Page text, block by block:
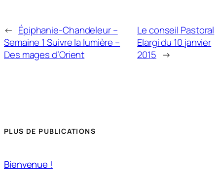
← Épiphanie-Chandeleur –
Semaine 1 Suivre la lumière –
Des mages d’Orient
Le conseil Pastoral
Elargi du 10 janvier
2015 →
PLUS DE PUBLICATIONS
Bienvenue !